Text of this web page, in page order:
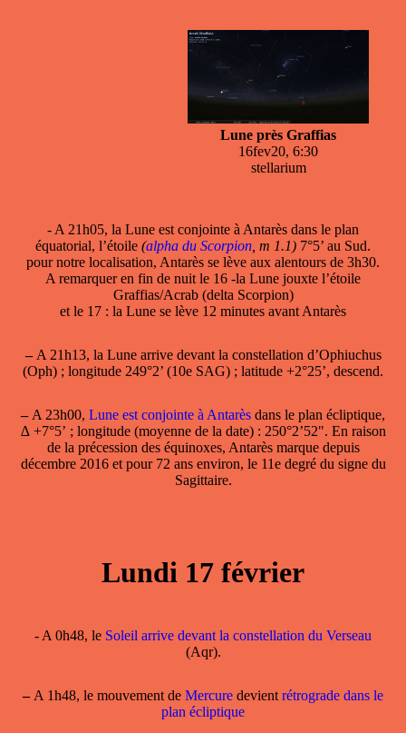
Lune près Graffias
16fev20, 6:30
stellarium
- A 21h05, la Lune est conjointe à Antarès dans le plan
équatorial, l’étoile (alpha du Scorpion , m 1.1) 7°5’ au Sud.
pour notre localisation, Antarès se lève aux alentours de 3h30.
A remarquer en fin de nuit le 16 -la Lune jouxte l’étoile
Graffias/Acrab (delta Scorpion)
et le 17 : la Lune se lève 12 minutes avant Antarès
–A 21h13, la Lune arrive devant la constellation d’Ophiuchus
(Oph) ; longitude 249°2’ (10e SAG) ; latitude +2°25’, descend.
–A 23h00, Lune est conjointe à Antarès dans le plan écliptique,
∆ +7°5’ ; longitude (moyenne de la date) : 250°2’52". En raison
de la précession des équinoxes, Antarès marque depuis
décembre 2016 et pour 72 ans environ, le 11e degré du signe du
Sagittaire.
Lundi 17 février
- A 0h48, le Soleil arrive devant la constellation du Verseau
(Aqr).
–A 1h48, le mouvement de Mercure devient rétrograde dans le
plan écliptique